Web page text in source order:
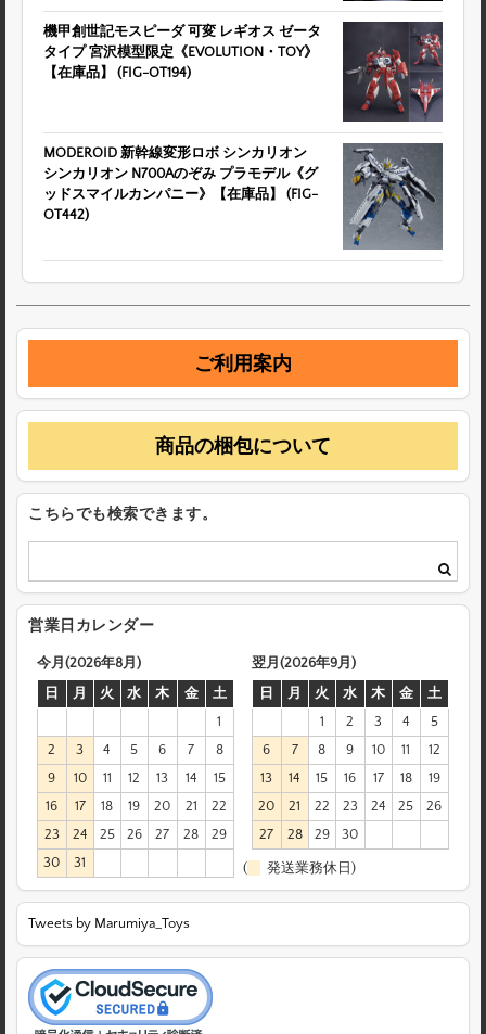
機甲創世記モスピーダ 可変 レギオス ゼータ
タイプ 宮沢模型限定《EVOLUTION・TOY》
【在庫品】 (FIG-OT194)
MODEROID 新幹線変形ロボ シンカリオン
シンカリオン N700Aのぞみ プラモデル《グ
ッドスマイルカンパニー》【在庫品】 (FIG-
OT442)
ご利用案内
商品の梱包について
こちらでも検索できます。
営業日カレンダー
今月(2026年8月)
日
月 火 水 木 金
土
1
2
3 4 5 6 7
8
9
10 11 12 13 14
15
16
17 18 19 20 21
22
23
24 25 26 27 28
29
30
31
翌月(2026年9月)
日
月 火 水 木 金
土
1
2 3 4
5
6
7 8 9 10 11
12
13
14 15 16 17 18
19
20
21 22 23 24 25
26
27
28 29 30
( 発送業務休日)
Tweets by Marumiya_Toys